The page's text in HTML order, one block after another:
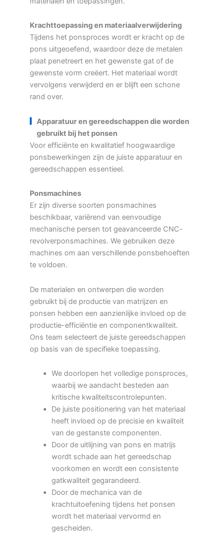
Krachttoepassing en materiaalverwijdering
Tijdens het ponsproces wordt er kracht op de
pons uitgeoefend, waardoor deze de metalen
plaat penetreert en het gewenste gat of de
gewenste vorm creëert. Het materiaal wordt
vervolgens verwijderd en er blijft een schone
rand over.
Apparatuur en gereedschappen die worden
gebruikt bij het ponsen
Voor efficiënte en kwalitatief hoogwaardige
ponsbewerkingen zijn de juiste apparatuur en
gereedschappen essentieel.
Ponsmachines
Er zijn diverse soorten ponsmachines
beschikbaar, variërend van eenvoudige
mechanische persen tot geavanceerde CNC-
revolverponsmachines. We gebruiken deze
machines om aan verschillende ponsbehoeften
te voldoen.
De materialen en ontwerpen die worden
gebruikt bij de productie van matrijzen en
ponsen hebben een aanzienlijke invloed op de
productie-efficiëntie en componentkwaliteit.
Ons team selecteert de juiste gereedschappen
op basis van de specifieke toepassing.
We doorlopen het volledige ponsproces,
waarbij we aandacht besteden aan
kritische kwaliteitscontrolepunten.
De juiste positionering van het materiaal
heeft invloed op de precisie en kwaliteit
van de gestanste componenten.
Door de uitlijning van pons en matrijs
wordt schade aan het gereedschap
voorkomen en wordt een consistente
gatkwaliteit gegarandeerd.
Door de mechanica van de
krachtuitoefening tijdens het ponsen
wordt het materiaal vervormd en
gescheiden.